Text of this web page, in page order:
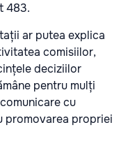
483.
ar putea explica
comisiilor,
deciziilor
pentru mulți
cu
promovarea propriei